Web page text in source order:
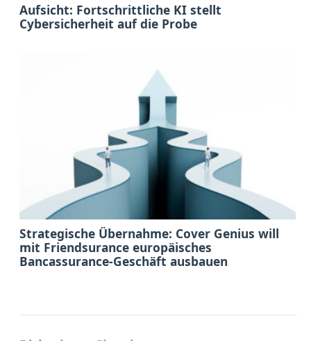
Aufsicht: Fortschrittliche KI stellt
Cybersicherheit auf die Probe
Strategische Übernahme: Cover Genius will
mit Friendsurance europäisches
Bancassurance-Geschäft ausbauen